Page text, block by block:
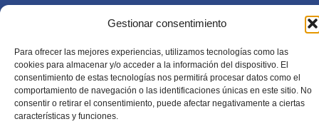
Gestionar consentimiento
Para ofrecer las mejores experiencias, utilizamos tecnologías como las
cookies para almacenar y/o acceder a la información del dispositivo. El
consentimiento de estas tecnologías nos permitirá procesar datos como el
comportamiento de navegación o las identificaciones únicas en este sitio. No
consentir o retirar el consentimiento, puede afectar negativamente a ciertas
características y funciones.
Educàlia Editorial S.L. está adaptada en cumplimiento de
la LSSI-CE, RGPD y LOPD. 2023 . Todos los derechos
reservados
Diseñado por Mkolid